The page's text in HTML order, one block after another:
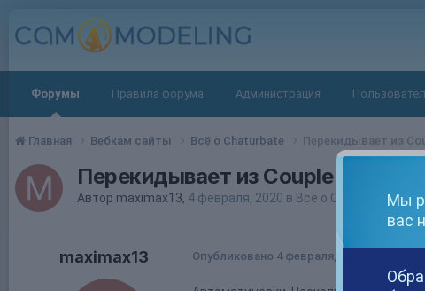
Форумы Правила форума Администрация
Главная Вебкам сайты Всё о Chaturbate Перекидывает из
Перекидывает из Couple в Female
Автор maximax13, 4 февраля, 2020 в Всё о Chaturbate
maximax13 Опубликовано 4 февраля, 2020
Мы
вас